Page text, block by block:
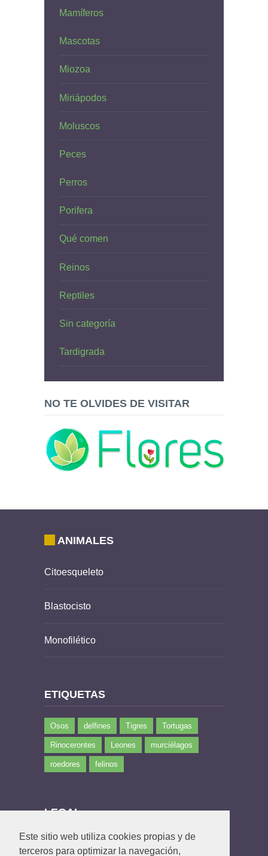
Este sitio web utiliza cookies propias y de
terceros para optimizar la navegación,
Mamíferos
Mascotas
Miozoa
Miriápodos
Moluscos
Peces
Perros
Porifera
Qué comen
Reinos
Reptiles
Sin categoría
Tardigrada
NO TE OLVIDES DE VISITAR
ANIMALES
Citoesqueleto
Blastocisto
Monofilético
ETIQUETAS
Osos delfines Tigres Tortugas
Rinocerontes Leones murciélagos
roedores felinos
LEGAL
Política de privacidad